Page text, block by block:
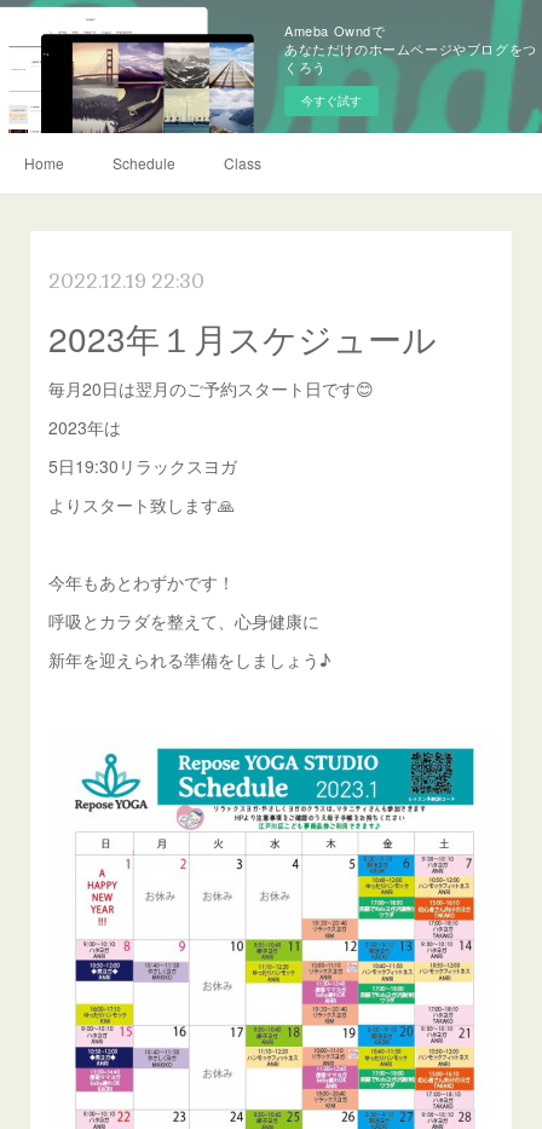
Ameba Owndで
あなただけのホームページやブログをつ
くろう
今すぐ試す
Home Schedule Class
2022.12.19 22:30
2023年１月スケジュール
毎月20日は翌月のご予約スタート日です😊
2023年は
5日19:30リラックスヨガ
よりスタート致します🙏
今年もあとわずかです！
呼吸とカラダを整えて、心身健康に
新年を迎えられる準備をしましょう♪